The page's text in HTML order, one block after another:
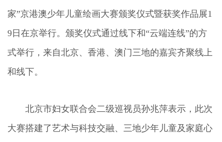
家”京港澳少年儿童绘画大赛颁奖仪式暨获奖作品展1
9日在京举行。颁奖仪式通过线下和“云端连线”的方
式举行，来自北京、香港、澳门三地的嘉宾齐聚线上
和线下。
北京市妇女联合会二级巡视员孙兆萍表示，此次
大赛搭建了艺术与科技交融、三地少年儿童及家庭心